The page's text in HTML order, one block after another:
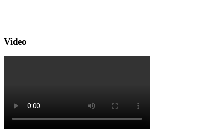
Video